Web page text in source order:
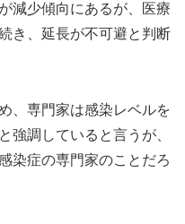
減少傾向にあるが、医療
き、延長が不可避と判断
、専門家は感染レベルを
強調していると言うが、
染症の専門家のことだろ